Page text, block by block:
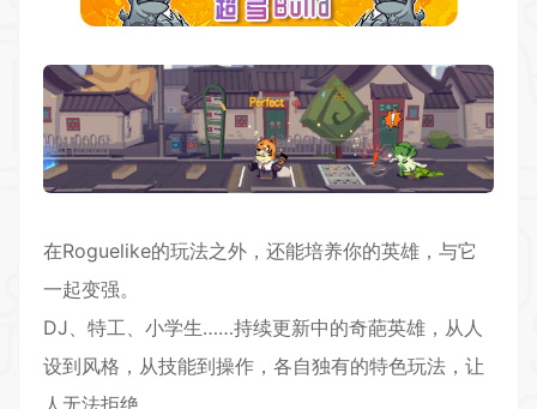
在Roguelike的玩法之外，还能培养你的英雄，与它
一起变强。
DJ、特工、小学生……持续更新中的奇葩英雄，从人
设到风格，从技能到操作，各自独有的特色玩法，让
人无法拒绝。